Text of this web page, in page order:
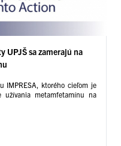
UPJŠ sa zamerajú na
IMPRESA, ktorého cieľom je
metamfetamínu na